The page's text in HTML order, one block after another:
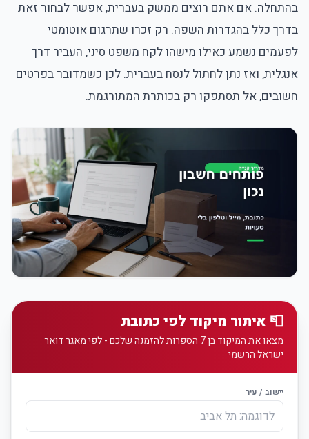
בהתחלה. אם אתם רוצים ממשק בעברית, אפשר לבחור זאת
בדרך כלל בהגדרות השפה. רק זכרו שתרגום אוטומטי
לפעמים נשמע כאילו מישהו לקח משפט סיני, העביר דרך
אנגלית, ואז נתן לחתול לנסח בעברית. לכן כשמדובר בפרטים
חשובים, אל תסתפקו רק בכותרת המתורגמת.
📮 איתור מיקוד לפי כתובת
מצאו את המיקוד בן 7 הספרות להזמנה שלכם - לפי מאגר דואר
ישראל הרשמי
יישוב / עיר